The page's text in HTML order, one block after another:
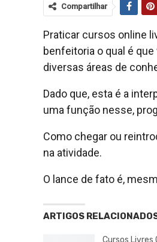
Compartilhar
Praticar cursos online
benfeitoria o qual é
diversas áreas de
Dado que, esta é a
uma função nesse,
Como chegar ou
na atividade.
O lance de fato é,
ARTIGOS
Cursos Livres